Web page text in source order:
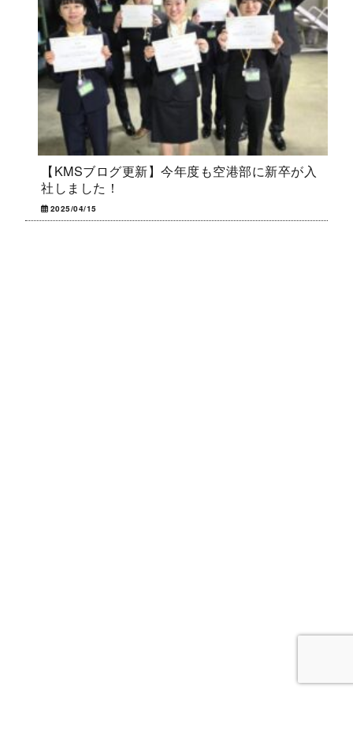
【KMSブログ更新】今年度も空港部に新卒が入
社しました！
2025/04/15